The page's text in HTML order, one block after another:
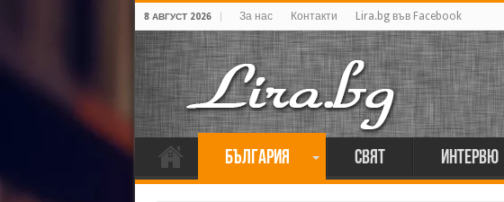
8 АВГУСТ 2026 За нас Контакти Lira.bg във Facebook
България Свят Интервю